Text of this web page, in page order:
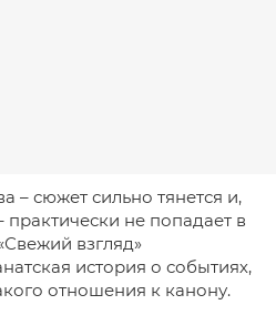
– сюжет сильно тянется и,
не попадает в
взгляд»
история о событиях,
отношения к канону.